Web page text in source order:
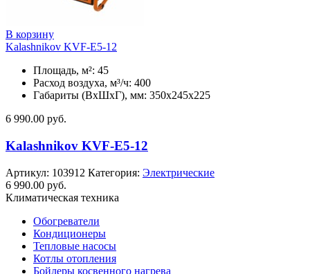
В корзину
Kalashnikov KVF-E5-12
Площадь, м²: 45
Расход воздуха, м³/ч: 400
Габариты (ВхШхГ), мм: 350x245x225
6 990.00 руб.
Kalashnikov KVF-E5-12
Артикул: 103912 Категория: Электрические
6 990.00 руб.
Климатическая техника
Обогреватели
Кондиционеры
Тепловые насосы
Котлы отопления
Бойлеры косвенного нагрева